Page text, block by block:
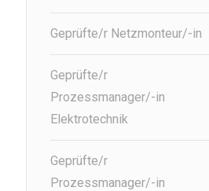
Geprüfte/r Netzmonteur/-in
Geprüfte/r
Prozessmanager/-in
Elektrotechnik
Geprüfte/r
Prozessmanager/-in